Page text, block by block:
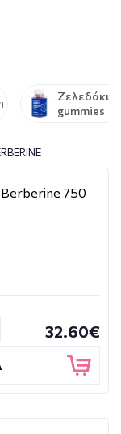
Ζελεδάκια-
gummies
750
32.60€